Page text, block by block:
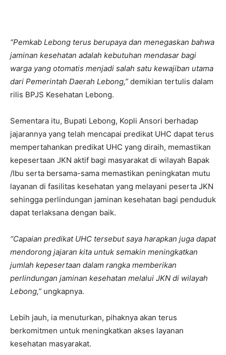
“Pemkab Lebong terus berupaya dan menegaskan bahwa
jaminan kesehatan adalah kebutuhan mendasar bagi
warga yang otomatis menjadi salah satu kewajiban utama
dari Pemerintah Daerah Lebong,” demikian tertulis dalam
rilis BPJS Kesehatan Lebong.
Sementara itu, Bupati Lebong, Kopli Ansori berhadap
jajarannya yang telah mencapai predikat UHC dapat terus
mempertahankan predikat UHC yang diraih, memastikan
kepesertaan JKN aktif bagi masyarakat di wilayah Bapak
/Ibu serta bersama-sama memastikan peningkatan mutu
layanan di fasilitas kesehatan yang melayani peserta JKN
sehingga perlindungan jaminan kesehatan bagi penduduk
dapat terlaksana dengan baik.
“Capaian predikat UHC tersebut saya harapkan juga dapat
mendorong jajaran kita untuk semakin meningkatkan
jumlah kepesertaan dalam rangka memberikan
perlindungan jaminan kesehatan melalui JKN di wilayah
Lebong,” ungkapnya.
Lebih jauh, ia menuturkan, pihaknya akan terus
berkomitmen untuk meningkatkan akses layanan
kesehatan masyarakat.